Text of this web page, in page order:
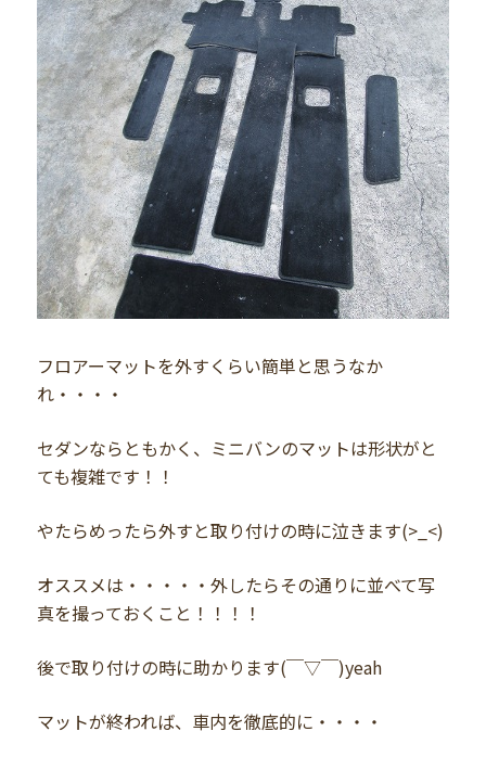
フロアーマットを外すくらい簡単と思うなか
れ・・・・
セダンならともかく、ミニバンのマットは形状がと
ても複雑です！！
やたらめったら外すと取り付けの時に泣きます(>_<)
オススメは・・・・・外したらその通りに並べて写
真を撮っておくこと！！！！
後で取り付けの時に助かります(￣▽￣)yeah
マットが終われば、車内を徹底的に・・・・